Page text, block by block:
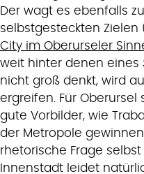
Der wagt es ebenfalls
selbstgesteckten Zielen
City im Oberurseler
weit hinter denen eines
nicht groß denkt, wird
ergreifen. Für Oberursel
gute Vorbilder, wie
der Metropole
rhetorische Frage
Innenstadt leidet